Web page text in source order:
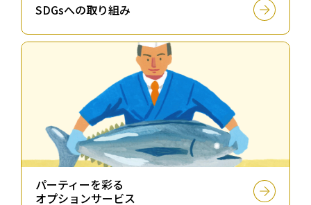
SDGsへの取り組み
パーティーを彩る
オプションサービス